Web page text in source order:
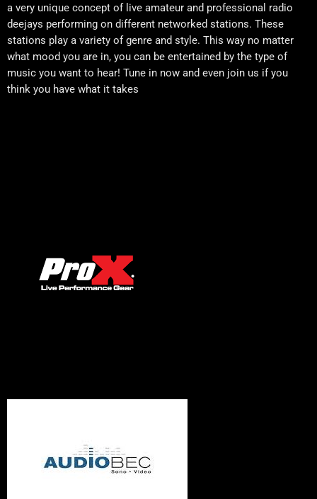
a very unique concept of live amateur and professional radio
deejays performing on different networked stations. These
stations play a variety of genre and style. This way no matter
what mood you are in, you can be entertained by the type of
music you want to hear! Tune in now and even join us if you
think you have what it takes